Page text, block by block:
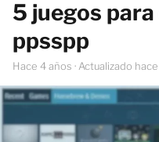
5 juegos
ppsspp
hace 4 años · Actualizado